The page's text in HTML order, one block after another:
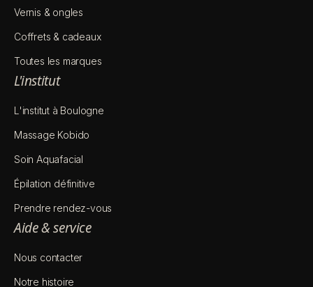
Vernis & ongles
Coffrets & cadeaux
Toutes les marques
L'institut
L'institut à Boulogne
Massage Kobido
Soin Aquafacial
Épilation définitive
Prendre rendez-vous
Aide & service
Nous contacter
Notre histoire